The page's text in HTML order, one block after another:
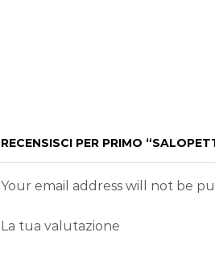
RECENSISCI PER PRIMO
Your email address will not be
La tua valutazione